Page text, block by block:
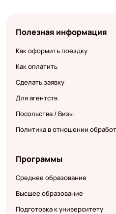
Полезная информация
Как оформить поездку
Как оплатить
Сделать заявку
Для агентств
Посольства / Визы
Политика в отношении
Программы
Среднее образование
Высшее образование
Подготовка к университету